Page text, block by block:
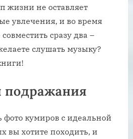
жизни не оставляет
увлечения, и во время
сразу два –
слушать музыку?
фото кумиров с идеальной
вы хотите походить, и